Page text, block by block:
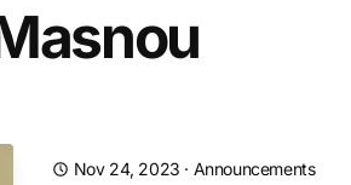
Nov 24, 2023 · Announcements